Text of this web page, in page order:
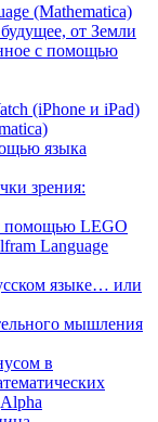
(Mathematica)
от Земли
с помощью
(iPhone и iPad)
языка
зрения:
помощью LEGO
Language
языке… или
мышления
в